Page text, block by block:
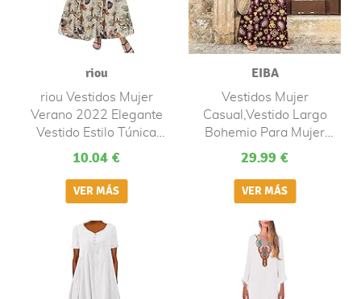
riou
riou Vestidos Mujer
Verano 2022 Elegante
Vestido Estilo Túnica
Retro Casual Boho
Manga Corta Falda Larga
Fiesta Cóctel Adolescente
Ni?a Vestido De Flores
Días Festivos
10.04 €
EIBA
Vestidos Mujer
Casual,Vestido Largo
Bohemio Para Mujer
Elegante Cuello En V
Vestido Largo Informal
De Color Burdeos Vestido
Largo Con Cinturón
Vestido Boho De Playa
Con Do
29.99 €